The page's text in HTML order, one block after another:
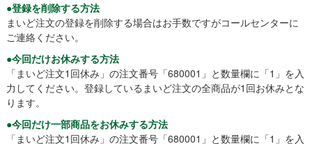
●登録を削除する方法
まいど注文の登録を削除する場合はお手数ですがコールセンターに
ご連絡ください。
●今回だけお休みする方法
「まいど注文1回休み」の注文番号「680001」と数量欄に「1」を入
力してください。登録しているまいど注文の全商品が1回お休みとな
ります。
●今回だけ一部商品をお休みする方法
「まいど注文1回休み」の注文番号「680001」と数量欄に「1」を入